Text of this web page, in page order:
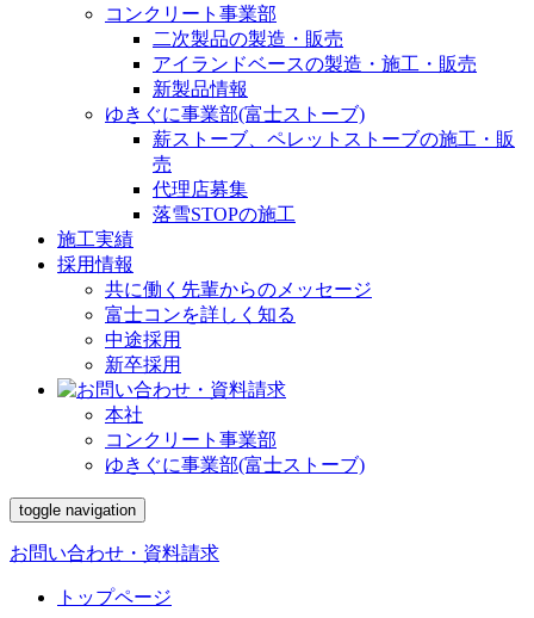
コンクリート事業部
二次製品の製造・販売
アイランドベースの製造・施工・販売
新製品情報
ゆきぐに事業部(富士ストーブ)
薪ストーブ、ペレットストーブの施工・販
売
代理店募集
落雪STOPの施工
施工実績
採用情報
共に働く先輩からのメッセージ
富士コンを詳しく知る
中途採用
新卒採用
本社
コンクリート事業部
ゆきぐに事業部(富士ストーブ)
toggle navigation
お問い合わせ・資料請求
トップページ